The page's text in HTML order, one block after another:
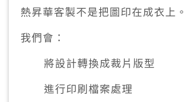
熱昇華客製不是把圖印在成衣上。
我們會：
將設計轉換成裁片版型
進行印刷檔案處理